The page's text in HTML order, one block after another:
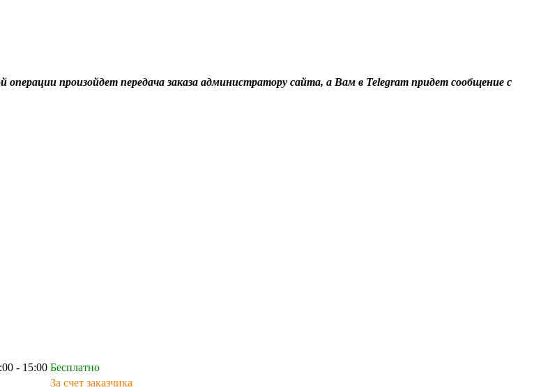
операции произойдет передача заказа администратору сайта, а Вам в Telegram придет сообщение с
- 15:00 Бесплатно
За счет заказчика